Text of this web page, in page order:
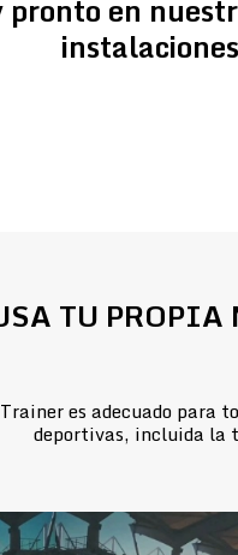
pronto en
TU PROPIA
es adecuado para
deportivas, incluida la